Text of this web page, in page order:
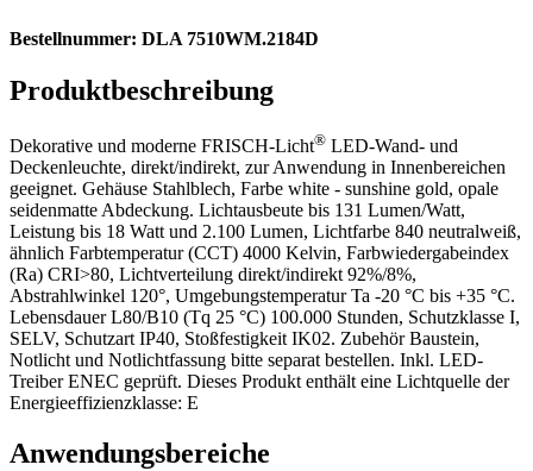
Bestellnummer: DLA 7510WM.2184D
Produktbeschreibung
Dekorative und moderne FRISCH-Licht® LED-Wand- und
Deckenleuchte, direkt/indirekt, zur Anwendung in Innenbereichen
geeignet. Gehäuse Stahlblech, Farbe white - sunshine gold, opale
seidenmatte Abdeckung. Lichtausbeute bis 131 Lumen/Watt,
Leistung bis 18 Watt und 2.100 Lumen, Lichtfarbe 840 neutralweiß,
ähnlich Farbtemperatur (CCT) 4000 Kelvin, Farbwiedergabeindex
(Ra) CRI>80, Lichtverteilung direkt/indirekt 92%/8%,
Abstrahlwinkel 120°, Umgebungstemperatur Ta -20 °C bis +35 °C.
Lebensdauer L80/B10 (Tq 25 °C) 100.000 Stunden, Schutzklasse I,
SELV, Schutzart IP40, Stoßfestigkeit IK02. Zubehör Baustein,
Notlicht und Notlichtfassung bitte separat bestellen. Inkl. LED-
Treiber ENEC geprüft. Dieses Produkt enthält eine Lichtquelle der
Energieeffizienzklasse: E
Anwendungsbereiche